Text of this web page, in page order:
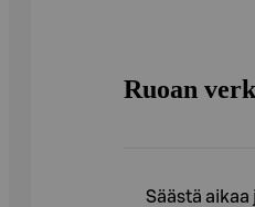
Ruoan
Säästä